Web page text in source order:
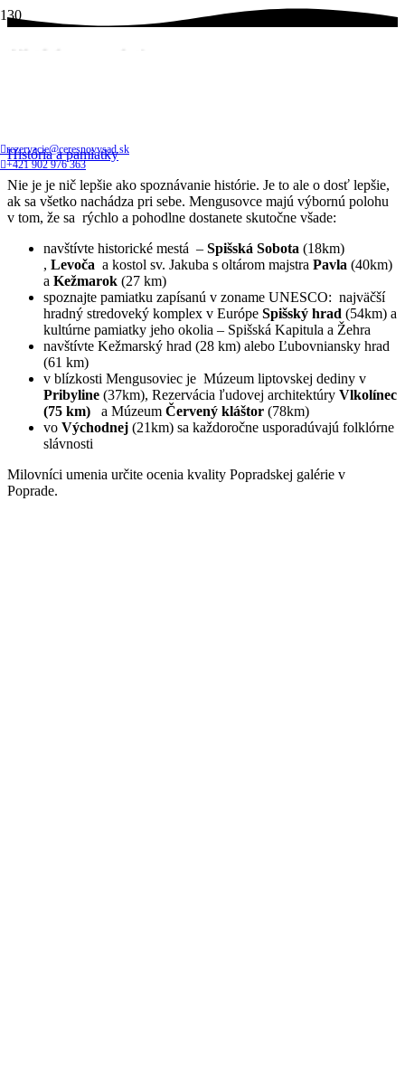
rezervacie@ceresnovysad.sk
+421 902 976 363
História a pamiatky
História a pamiatky
Nie je je nič lepšie ako spoznávanie histórie. Je to ale o dosť lepšie,
ak sa všetko nachádza pri sebe. Mengusovce majú výbornú polohu
v tom, že sa rýchlo a pohodlne dostanete skutočne všade:
navštívte historické mestá – Spišská Sobota (18km)
, Levoča a kostol sv. Jakuba s oltárom majstra Pavla (40km)
a Kežmarok (27 km)
spoznajte pamiatku zapísanú v zoname UNESCO: najväčší
hradný stredoveký komplex v Európe Spišský hrad (54km) a
kultúrne pamiatky jeho okolia – Spišská Kapitula a Žehra
navštívte Kežmarský hrad (28 km) alebo Ľubovniansky hrad
(61 km)
v blízkosti Mengusoviec je Múzeum liptovskej dediny v
Pribyline (37km), Rezervácia ľudovej architektúry Vlkolínec
(75 km) a Múzeum Červený kláštor (78km)
vo Východnej (21km) sa každoročne usporadúvajú folklórne
slávnosti
Milovníci umenia určite ocenia kvality Popradskej galérie v
Poprade.